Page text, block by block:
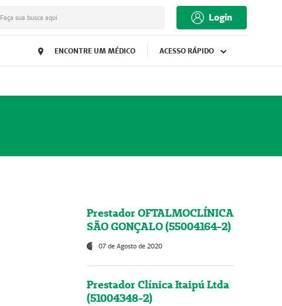
Faça sua busca aqui Login
ENCONTRE UM MÉDICO ACESSO RÁPIDO
Prestador OFTALMOCLÍNICA
SÃO GONÇALO (55004164-2)
07 de Agosto de 2020
Prestador Clínica Itaipú Ltda
(51004348-2)